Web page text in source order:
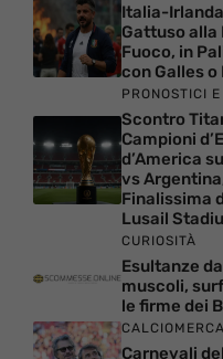
Italia-
Gattuso alla
Fuoco, in
con Galles o
PRONOSTICI
Scontro
Campioni
d’America
vs
Finalissima
Lusail
CURIOSITÀ
Esultanze
muscoli,
le firme dei
Carnevali